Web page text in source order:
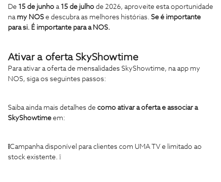
De 15 de junho a 15 de julho de 2026, aproveite esta oportunidade
na my NOS e descubra as melhores histórias. Se é importante
para si. É importante para a NOS.
Ativar a oferta SkyShowtime
Para ativar a oferta de mensalidades SkyShowtime, na app my
NOS, siga os seguintes passos:
Saiba ainda mais detalhes de como ativar a oferta e associar a
SkyShowtime em:
❕Campanha disponível para clientes com UMA TV e limitado ao
stock existente. ❕